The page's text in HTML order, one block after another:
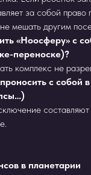
за собой право
мешать другим
«Ноосферу» с
переноске)?
комплекс не
с собой
составляют
в планетарии